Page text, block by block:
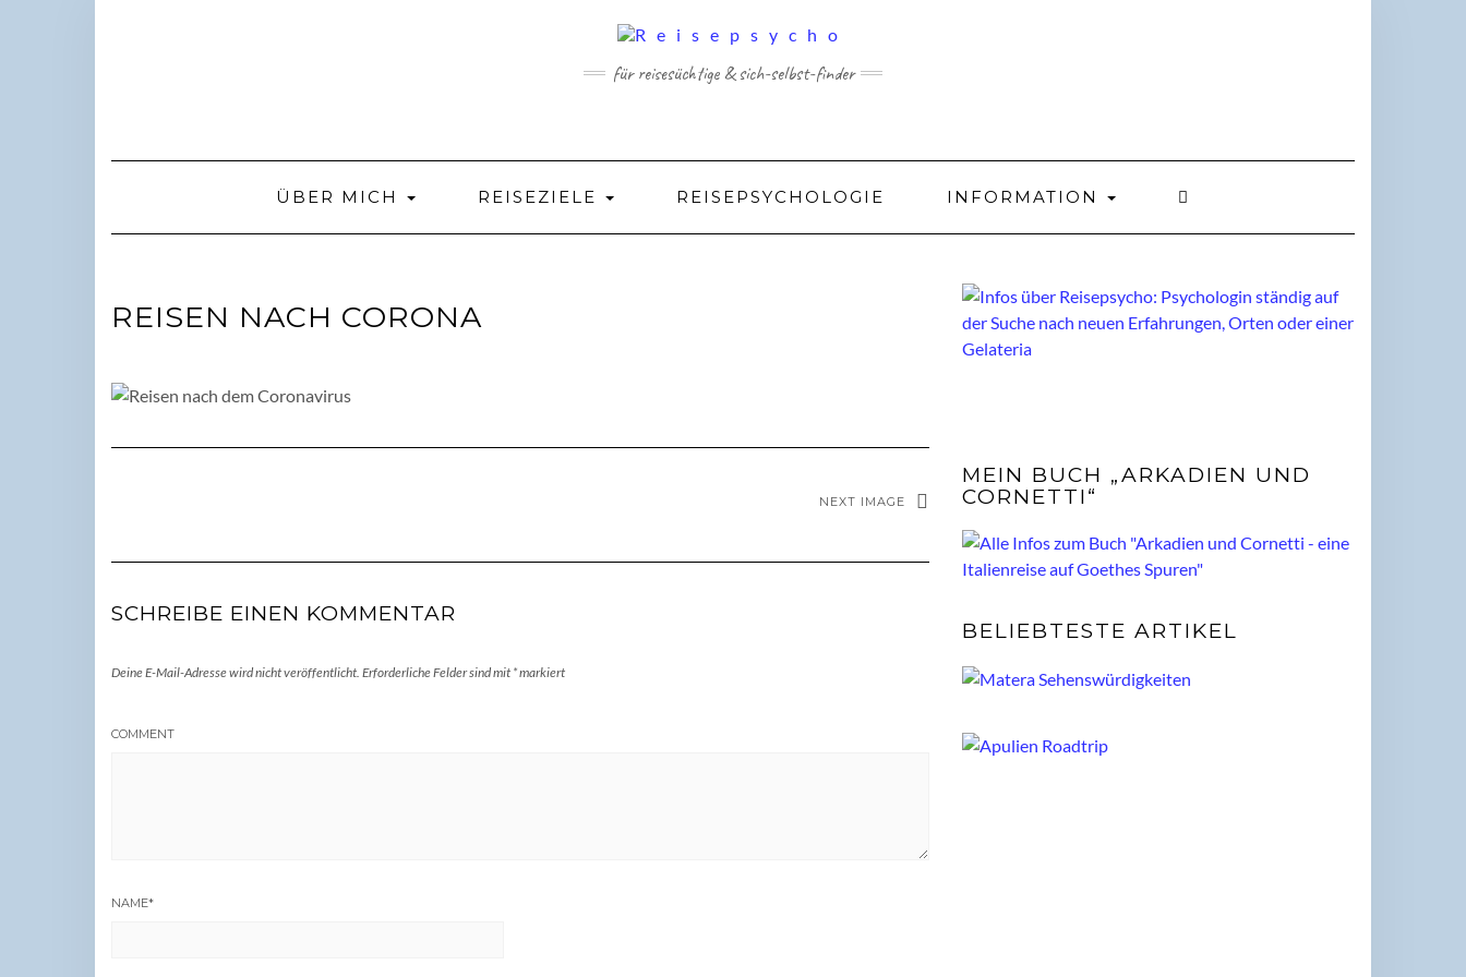
für reisesüchtige & sich-selbst-finder
ÜBER MICH REISEZIELE REISEPSYCHOLOGIE INFORMATION
REISEN NACH CORONA
NEXT IMAGE
SCHREIBE EINEN KOMMENTAR
Deine E-Mail-Adresse wird nicht veröffentlicht. Erforderliche Felder sind mit *markiert
COMMENT
NAME*
MEIN BUCH „ARKADIEN UND
CORNETTI“
BELIEBTESTE ARTIKEL